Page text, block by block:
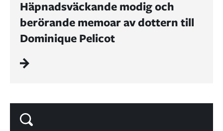
Häpnadsväckande modig och
berörande memoar av dottern till
Dominique Pelicot